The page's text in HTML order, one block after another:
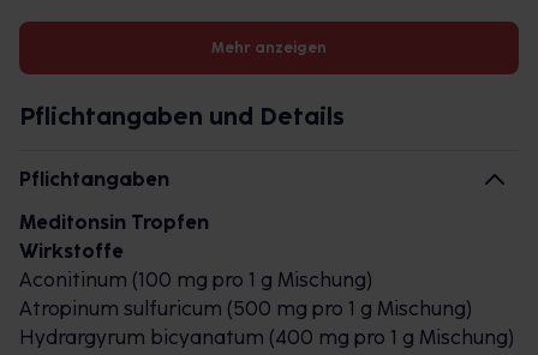
Meditonsin® enthält die intelligente Kombination
von drei sich ergänzenden, natürlichen Wirkstoffen
Tipp: Der einzigartige Tri-Komplex® ist auch in fester
Meditonsin® helfen.
Meditonsin® übermittelt dem Körper gezielt Impulse
zur Aktivierung der körpereigenen
Selbstheilungskräfte. Damit eignet sich Meditonsin®
schon bei den ersten Anzeichen einer Erkältung wie
Mehr anzeigen
Pflichtangaben und Details
Pflichtangaben
Meditonsin Tropfen
Wirkstoffe
Aconitinum (100 mg pro 1 g Mischung)
Atropinum sulfuricum (500 mg pro 1 g Mischung)
Hydrargyrum bicyanatum (400 mg pro 1 g Mischung)